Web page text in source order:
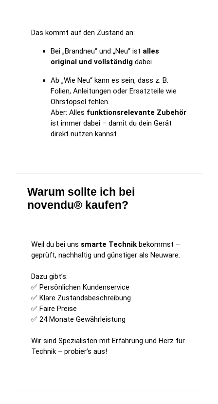
Das kommt auf den Zustand an:
Bei „Brandneu“ und „Neu“ ist alles
original und vollständig dabei.
Ab „Wie Neu“ kann es sein, dass z. B.
Folien, Anleitungen oder Ersatzteile wie
Ohrstöpsel fehlen.
Aber: Alles funktionsrelevante Zubehör
ist immer dabei – damit du dein Gerät
direkt nutzen kannst.
Warum sollte ich bei
novendu® kaufen?
Weil du bei uns smarte Technikbekommst –
geprüft, nachhaltig und günstiger als Neuware.
Dazu gibt’s:
✅ Persönlichen Kundenservice
✅ Klare Zustandsbeschreibung
✅ Faire Preise
✅ 24 Monate Gewährleistung
Wir sind Spezialisten mit Erfahrung und Herz für
Technik – probier’s aus!